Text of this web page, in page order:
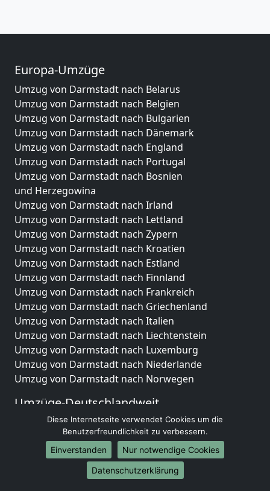
Europa-Umzüge
Umzug von Darmstadt nach Belarus
Umzug von Darmstadt nach Belgien
Umzug von Darmstadt nach Bulgarien
Umzug von Darmstadt nach Dänemark
Umzug von Darmstadt nach England
Umzug von Darmstadt nach Portugal
Umzug von Darmstadt nach Bosnien
und Herzegowina
Umzug von Darmstadt nach Irland
Umzug von Darmstadt nach Lettland
Umzug von Darmstadt nach Zypern
Umzug von Darmstadt nach Kroatien
Umzug von Darmstadt nach Estland
Umzug von Darmstadt nach Finnland
Umzug von Darmstadt nach Frankreich
Umzug von Darmstadt nach Griechenland
Umzug von Darmstadt nach Italien
Umzug von Darmstadt nach Liechtenstein
Umzug von Darmstadt nach Luxemburg
Umzug von Darmstadt nach Niederlande
Umzug von Darmstadt nach Norwegen
Umzüge-Deutschlandweit
Umzug von Darmstadt nach Berlin
Umzug von Darmstadt nach Hamburg
Umzug von Darmstadt nach München
Umzug von Darmstadt nach Köln
Umzug von Darmstadt nach Frankfurt am Main
Diese Internetseite verwendet Cookies um die
Benutzerfreundlichkeit zu verbessern.
Einverstanden
Nur notwendige Cookies
Datenschutzerklärung